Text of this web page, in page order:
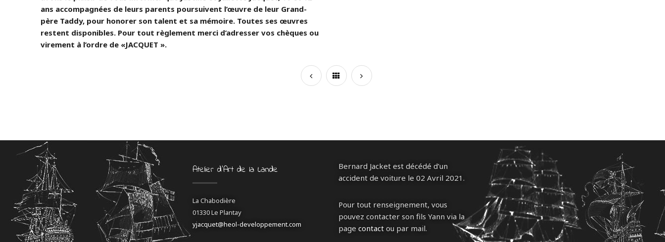
ans accompagnées de leurs parents poursuivent l’œuvre de leur Grand-
père Taddy, pour honorer son talent et sa mémoire. Toutes ses œuvres
restent disponibles. Pour tout règlement merci d’adresser vos chèques ou
virement à l’ordre de «JACQUET ».
Atelier d’Art de la Lande
La Chabodière
01330 Le Plantay
yjacquet@heol-developpement.com
Bernard Jacket est décédé d’un
accident de voiture le 02 Avril 2021.
Pour tout renseignement, vous
pouvez contacter son fils Yann via la
page contactou par mail.